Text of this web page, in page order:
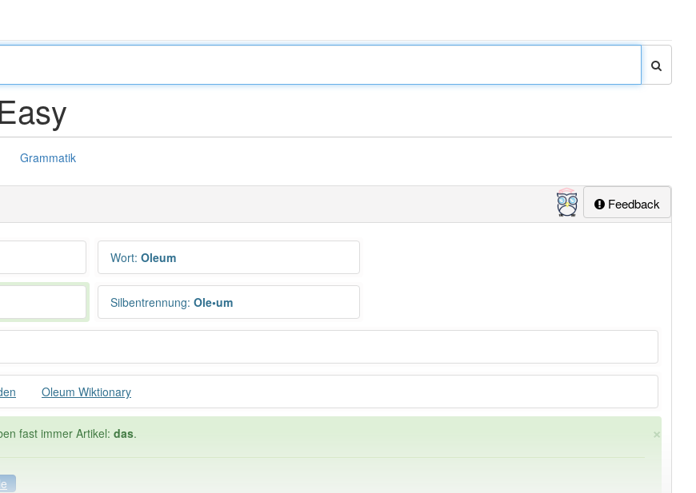
Grammatik
Feedback
Wort: Oleum
Silbentrennung: Ole•um
Oleum Wiktionary
×
fast immer Artikel: das.